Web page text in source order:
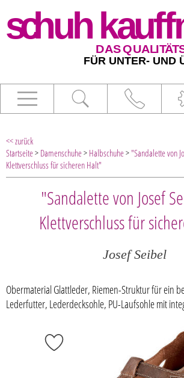
<< zurück
Startseite> Damenschuhe> Halbschuhe> "Sandalette von
Klettverschluss für sicheren Halt"
"Sandalette von Josef
Klettverschluss für
Josef Seibel
Obermaterial Glattleder, Riemen-Struktur für ein
Lederfutter, Lederdecksohle, PU-Laufsohle mit